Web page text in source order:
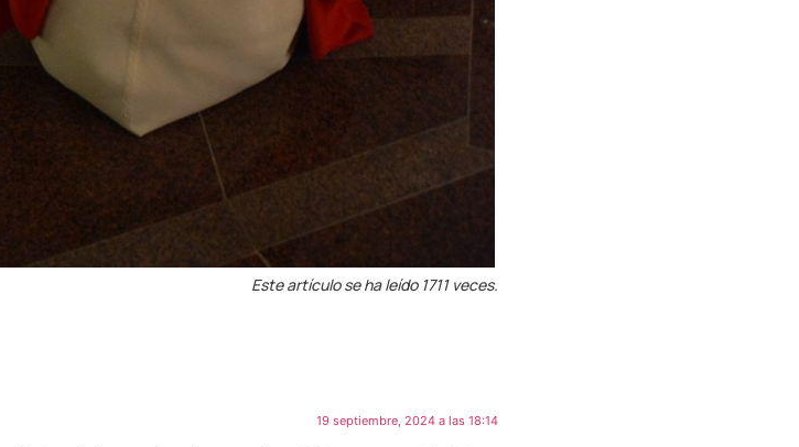
Este artículo se ha leído 1711 veces.
19 septiembre, 2024 a las 18:14